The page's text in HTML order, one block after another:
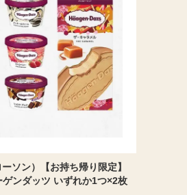
ソン）【お持ち帰り限定】
ンダッツ いずれか1つ×2枚